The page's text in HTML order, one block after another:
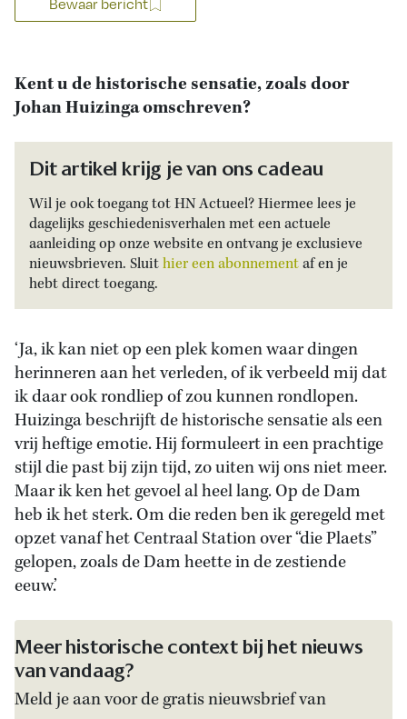
Bewaar bericht
Kent u de historische sensatie, zoals door
Johan Huizinga omschreven?
Dit artikel krijg je van ons cadeau
Wil je ook toegang tot HN Actueel? Hiermee lees je
dagelijks geschiedenisverhalen met een actuele
aanleiding op onze website en ontvang je exclusieve
nieuwsbrieven. Sluithier een abonnementaf en je
hebt direct toegang.
‘Ja, ik kan niet op een plek komen waar dingen
herinneren aan het verleden, of ik verbeeld mij dat
ik daar ook rondliep of zou kunnen rondlopen.
Huizinga beschrijft de historische sensatie als een
vrij heftige emotie. Hij formuleert in een prachtige
stijl die past bij zijn tijd, zo uiten wij ons niet meer.
Maar ik ken het gevoel al heel lang. Op de Dam
heb ik het sterk. Om die reden ben ik geregeld met
opzet vanaf het Centraal Station over “die Plaets”
gelopen, zoals de Dam heette in de zestiende
eeuw.’
Meer historische context bij het nieuws
van vandaag?
Meld je aan voor de gratis nieuwsbrief van